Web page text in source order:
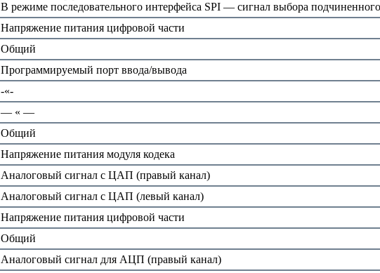
В режиме последовательного интерфейса SPI — сигнал выбора подчиненного
Напряжение питания цифровой части
Общий
Программируемый порт ввода/вывода
-«-
— « —
Общий
Напряжение питания модуля кодека
Аналоговый сигнал с ЦАП (правый канал)
Аналоговый сигнал с ЦАП (левый канал)
Напряжение питания цифровой части
Общий
Аналоговый сигнал для АЦП (правый канал)